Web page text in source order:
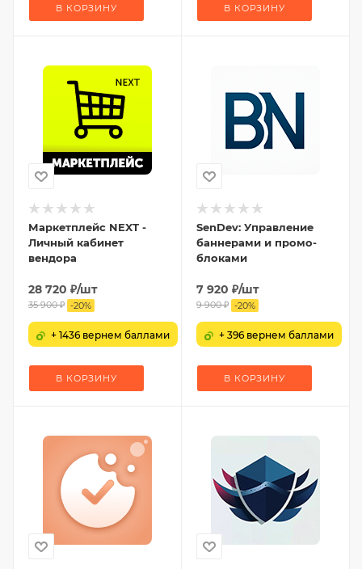
В КОРЗИНУ В КОРЗИНУ
Маркетплейс NEXT -
Личный кабинет
вендора
28 720 ₽/шт
35 900₽ -20%
+ 1436 вернем баллами
В КОРЗИНУ
SenDev: Управление
баннерами и промо-
блоками
7 920 ₽/шт
9 900₽ -20%
+ 396 вернем баллами
В КОРЗИНУ